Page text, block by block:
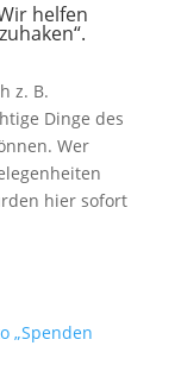
helfen
z. B.
Dinge des
Wer
hier sofort